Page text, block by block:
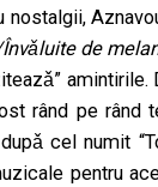
de
rând pe rând
cel numit
pentru